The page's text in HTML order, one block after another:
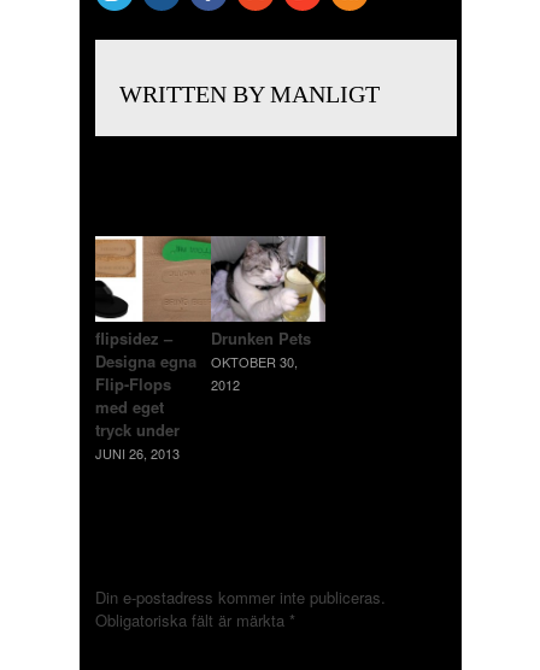
WRITTEN BY MANLIGT
flipsidez –
Designa egna
Flip-Flops
med eget
tryck under
JUNI 26, 2013
Drunken Pets
OKTOBER 30,
2012
Din e-postadress kommer inte publiceras.
Obligatoriska fält är märkta *